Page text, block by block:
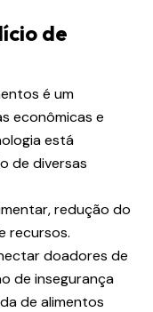
de
é um
econômicas e
está
de diversas
redução do
recursos.
doadores de
de insegurança
de alimentos